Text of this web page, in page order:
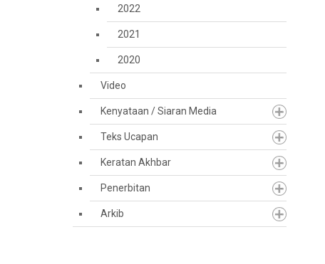
2022
2021
2020
Video
Kenyataan / Siaran Media
Teks Ucapan
Keratan Akhbar
Penerbitan
Arkib